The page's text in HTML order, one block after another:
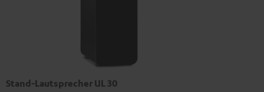
Stand-Lautsprecher UL 30